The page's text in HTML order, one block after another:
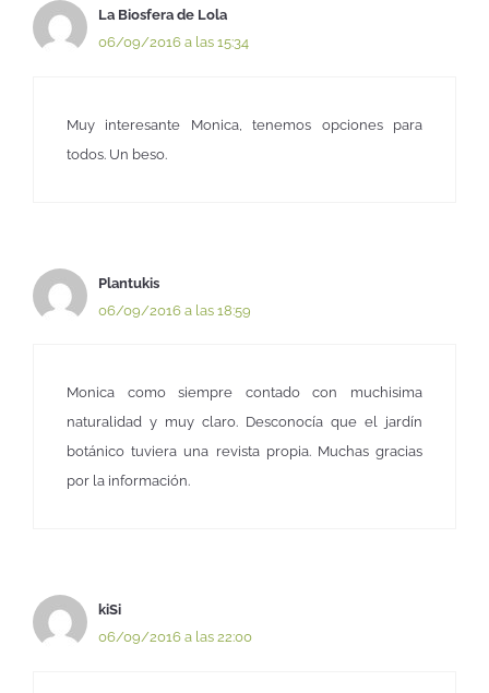
La Biosfera de Lola
06/09/2016 a las 15:34
Muy interesante Monica, tenemos opciones para
todos. Un beso.
Plantukis
06/09/2016 a las 18:59
Monica como siempre contado con muchisima
naturalidad y muy claro. Desconocía que el jardín
botánico tuviera una revista propia. Muchas gracias
por la información.
kiSi
06/09/2016 a las 22:00